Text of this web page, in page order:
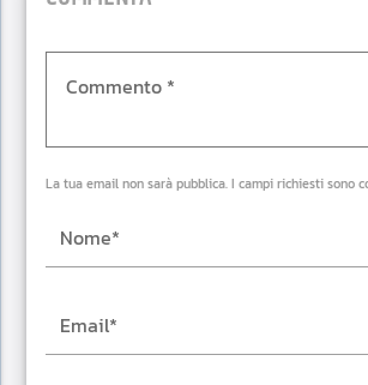
La tua email non sarà pubblica. I campi richiesti sono